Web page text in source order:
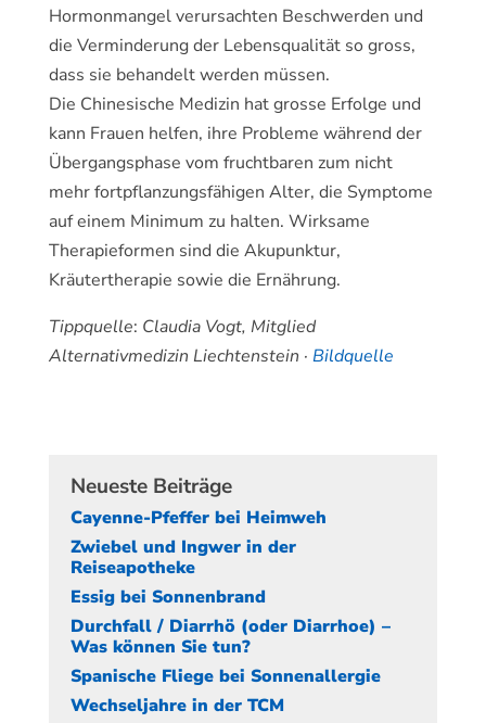
Hormonmangel verursachten Beschwerden und
die Verminderung der Lebensqualität so gross,
dass sie behandelt werden müssen.
Die Chinesische Medizin hat grosse Erfolge und
kann Frauen helfen, ihre Probleme während der
Übergangsphase vom fruchtbaren zum nicht
mehr fortpflanzungsfähigen Alter, die Symptome
auf einem Minimum zu halten. Wirksame
Therapieformen sind die Akupunktur,
Kräutertherapie sowie die Ernährung.
Tippquelle: Claudia Vogt, Mitglied
Alternativmedizin Liechtenstein · Bildquelle
Neueste Beiträge
Cayenne-Pfeffer bei Heimweh
Zwiebel und Ingwer in der
Reiseapotheke
Essig bei Sonnenbrand
Durchfall / Diarrhö (oder Diarrhoe) –
Was können Sie tun?
Spanische Fliege bei Sonnenallergie
Wechseljahre in der TCM